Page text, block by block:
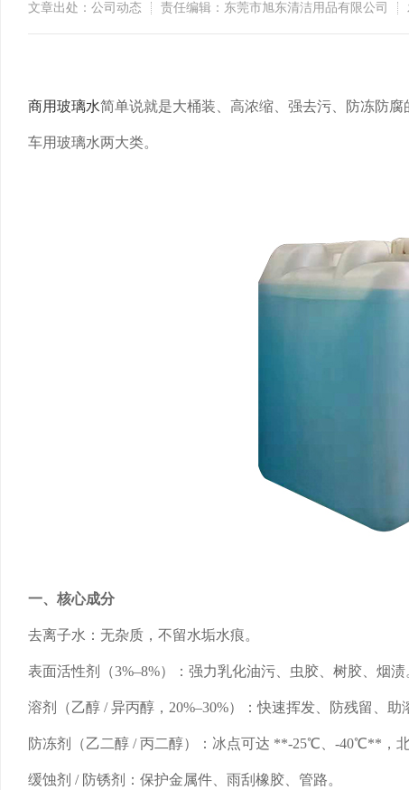
文章出处：公司动态 责任编辑：东莞市旭东清洁用品有限公司
商用玻璃水简单说就是大桶装、高浓缩、强去污、防冻防
车用玻璃水两大类。
一、核心成分
去离子水：无杂质，不留水垢水痕。
表面活性剂（3%–8%）：强力乳化油污、虫胶、树胶、烟渍
溶剂（乙醇 / 异丙醇，20%–30%）：快速挥发、防残留、助
防冻剂（乙二醇 / 丙二醇）：冰点可达 **-25℃、-40℃**，北
缓蚀剂 / 防锈剂：保护金属件、雨刮橡胶、管路。